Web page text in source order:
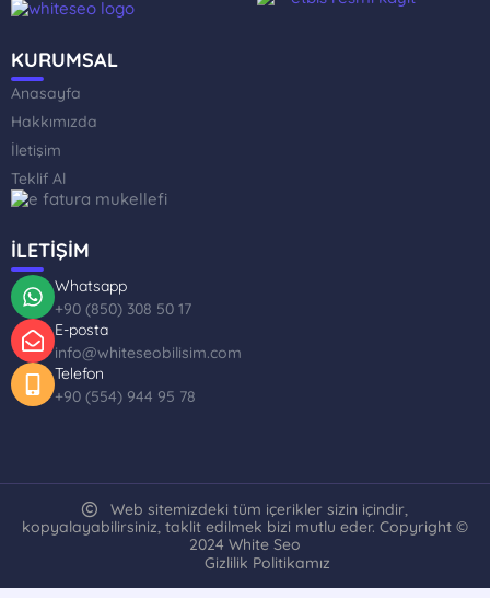
KURUMSAL
Anasayfa
Hakkımızda
İletişim
Teklif Al
İLETİŞİM
Whatsapp
+90 (850) 308 50 17
E-posta
info@whiteseobilisim.com
Telefon
+90 (554) 944 95 78
Web sitemizdeki tüm içerikler sizin içindir,
kopyalayabilirsiniz, taklit edilmek bizi mutlu eder. Copyright ©
2024 White Seo
Gizlilik Politikamız